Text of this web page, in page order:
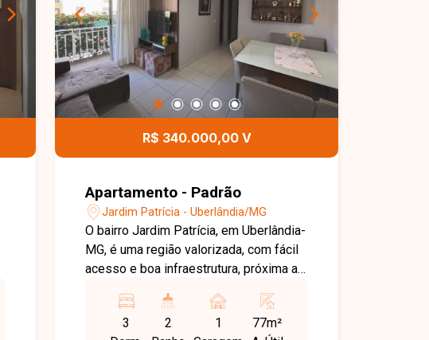
R$ 340.000,00 V
Apartamento - Padrão
Jardim Patrícia - Uberlândia/MG
O bairro Jardim Patrícia, em Uberlândia-
MG, é uma região valorizada, com fácil
acesso e boa infraestrutura, próxima a
praticidade e qualidade de vida. Sala
em ambientes bem distribuídos, 3
3
2
1
77m²